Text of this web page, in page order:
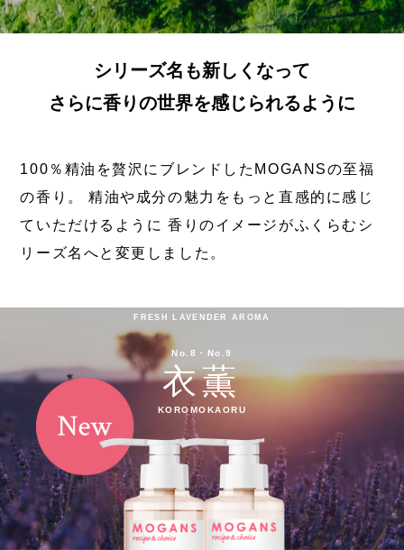
シリーズ名も新しくなって
さらに香りの世界を感じられるように
100％精油を贅沢にブレンドしたMOGANSの至福
の香り。
精油や成分の魅力をもっと直感的に感じ
ていただけるように 香りのイメージがふくらむシ
リーズ名へと変更しました。
FRESH LAVENDER AROMA
No.8・No.9
衣薫
KOROMOKAORU